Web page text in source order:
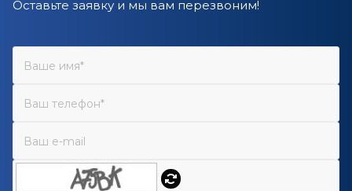
Оставьте заявку и мы вам перезвоним!